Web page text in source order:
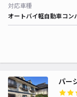
対応車種
オートバイ軽自動車コン
パー